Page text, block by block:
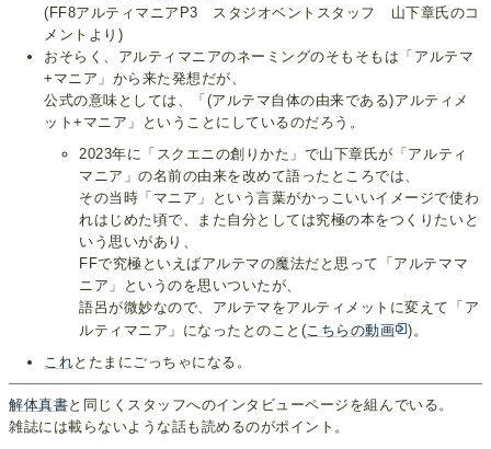
(FF8アルティマニアP3 スタジオベントスタッフ 山下章氏のコ
メントより)
おそらく、アルティマニアのネーミングのそもそもは「アルテマ
+マニア」から来た発想だが、
公式の意味としては、「(アルテマ自体の由来である)アルティメ
ット+マニア」ということにしているのだろう。
2023年に「スクエニの創りかた」で山下章氏が「アルティ
マニア」の名前の由来を改めて語ったところでは、
その当時「マニア」という言葉がかっこいいイメージで使わ
れはじめた頃で、また自分としては究極の本をつくりたいと
いう思いがあり、
FFで究極といえばアルテマの魔法だと思って「アルテママ
ニア」というのを思いついたが、
語呂が微妙なので、アルテマをアルティメットに変えて「ア
ルティマニア」になったとのこと( こちらの動画
)。
これとたまにごっちゃになる。
解体真書と同じくスタッフへのインタビューページを組んでいる。
雑誌には載らないような話も読めるのがポイント。